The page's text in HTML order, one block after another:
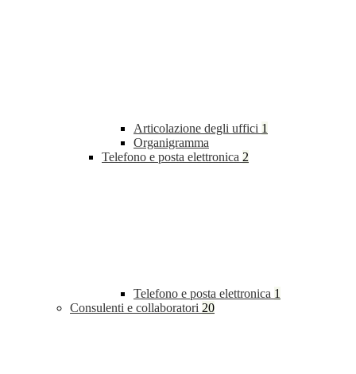
Articolazione degli uffici 1
Organigramma
Telefono e posta elettronica 2
Telefono e posta elettronica 1
Consulenti e collaboratori 20